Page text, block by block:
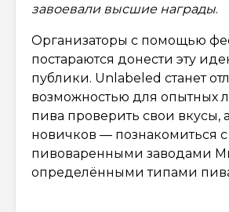
завоевали высшие награды.
Организаторы с помощью
постараются донести эту
публики. Unlabeled станет
возможностью для опытных
пива проверить свои вкусы,
новичков — познакомиться с
пивоваренными заводами
определёнными типами